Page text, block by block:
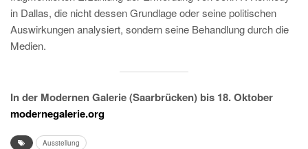
in Dallas, die nicht dessen Grundlage oder seine politischen
Auswirkungen analysiert, sondern seine Behandlung durch die
Medien.
In der Modernen Galerie (Saarbrücken) bis 18. Oktober
modernegalerie.org
Ausstellung